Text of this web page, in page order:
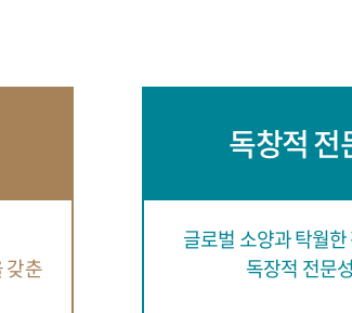
갖춘
독창적
글로벌 소양과 탁월
독장적 전문